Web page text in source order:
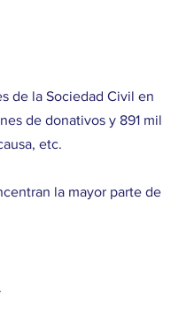
de la Sociedad Civil en
de donativos y 891 mil
etc.
la mayor parte de